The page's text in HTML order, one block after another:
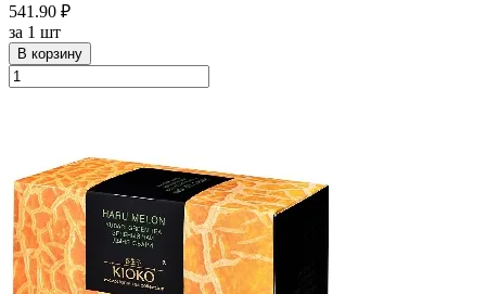
541.90 ₽
за 1 шт
В корзину